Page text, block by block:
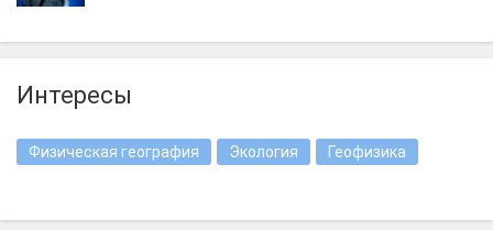
Интересы
Физическая география Экология Геофизика